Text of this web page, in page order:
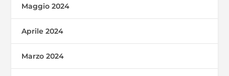
Maggio 2024
Aprile 2024
Marzo 2024